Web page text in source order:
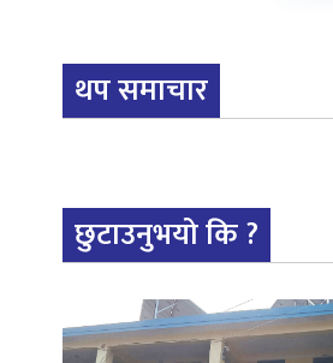
थप समाचार
छुटाउनुभयो कि ?